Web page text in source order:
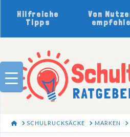
Hilfreiche
Tipps
Von
HOMESCHULRUCKSÄCKE MARKEN